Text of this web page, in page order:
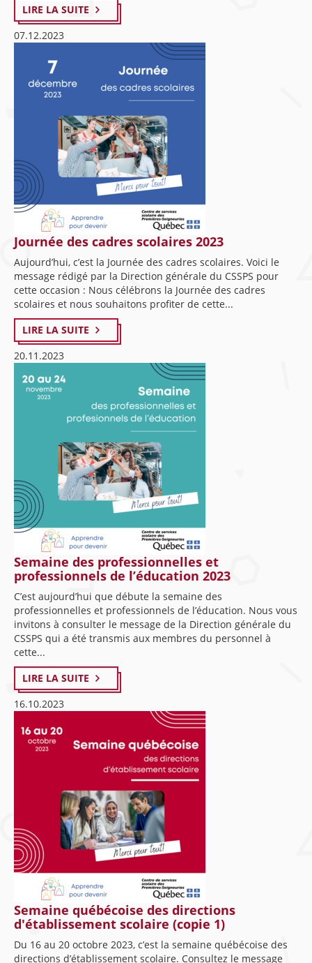
LIRE LA SUITE
07.12.2023
Journée des cadres scolaires 2023
Aujourd’hui, c’est la Journée des cadres scolaires. Voici le
message rédigé par la Direction générale du CSSPS pour
cette occasion : Nous célébrons la Journée des cadres
scolaires et nous souhaitons profiter de cette...
LIRE LA SUITE
20.11.2023
Semaine des professionnelles et
professionnels de l’éducation 2023
C’est aujourd’hui que débute la semaine des
professionnelles et professionnels de l’éducation. Nous vous
invitons à consulter le message de la Direction générale du
CSSPS qui a été transmis aux membres du personnel à
cette...
LIRE LA SUITE
16.10.2023
Semaine québécoise des directions
d'établissement scolaire (copie 1)
Du 16 au 20 octobre 2023, c’est la semaine québécoise des
directions d’établissement scolaire. Consultez le message